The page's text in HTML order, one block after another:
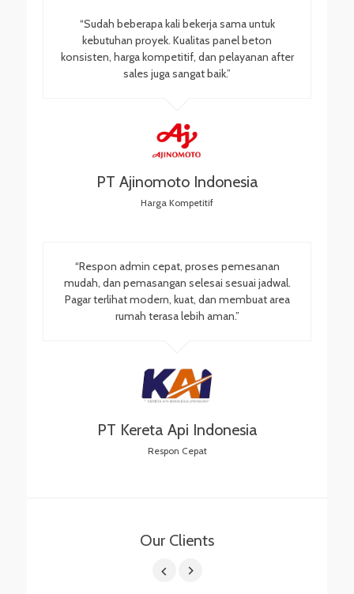
“Sudah beberapa kali bekerja sama untuk
kebutuhan proyek. Kualitas panel beton
konsisten, harga kompetitif, dan pelayanan after
sales juga sangat baik.”
PT Ajinomoto Indonesia
Harga Kompetitif
“Respon admin cepat, proses pemesanan
mudah, dan pemasangan selesai sesuai jadwal.
Pagar terlihat modern, kuat, dan membuat area
rumah terasa lebih aman.”
PT Kereta Api Indonesia
Respon Cepat
Our Clients